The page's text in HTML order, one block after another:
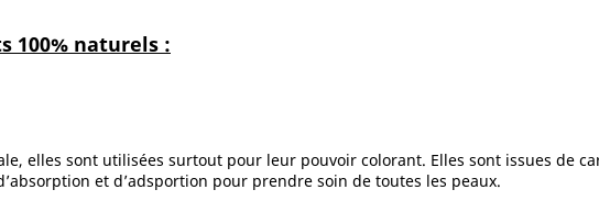
100% naturels :
elles sont utilisées surtout pour leur pouvoir colorant. Elles sont issues de
et d’adsportion pour prendre soin de toutes les peaux.